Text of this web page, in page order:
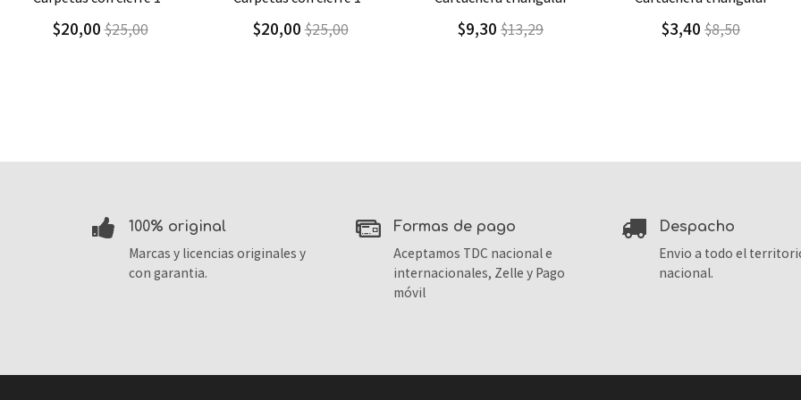
$20,00$25,00 $9,30 $13,29 $3,40 $8,50 $2,60 $13,00
100% original
Marcas y licencias originales y
con garantia.
formas de pago
Aceptamos TDC nacional e
internacionales, Zelle y Pago
móvil
despacho
Envio a todo el
nacional.